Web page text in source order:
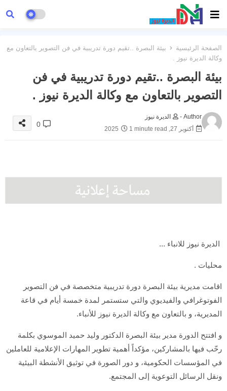
الصفحة الرئيسية
بيئة البصرة ..تقيم دورة تدريبية في فن التصوير بالتعاون مع
وكالة الديرة نيوز .
بيئة البصرة ..تقيم دورة تدريبية في فن
التصوير بالتعاون مع وكالة الديرة نيوز .
Author -
الديرة نيوز
أكتوبر 27, 2025
1 minute read
0
الديرة نيوز للانباء ...
محليات .
اقامت مديرية بيئة البصرة دورة تدريبية متخصصة في فن التصوير
الفوتوغرافي والفيديوي والتي ستستمر لمدة خمسة أيام في قاعة
المديرية، و بالتعاون مع وكالة الديرة نيوز للأنباء.
و افتتح الدورة مدير بيئة البصرة الدكتور وليد حميد الموسوي بكلمة
رحّب فيها بالمشاركين، مؤكداً أهمية تطوير المهارات الإعلامية للعاملين
في المؤسسات الحكومية، و دور الصورة في توثيق الأنشطة البيئية
ونقل الرسائل التوعوية إلى المجتمع.